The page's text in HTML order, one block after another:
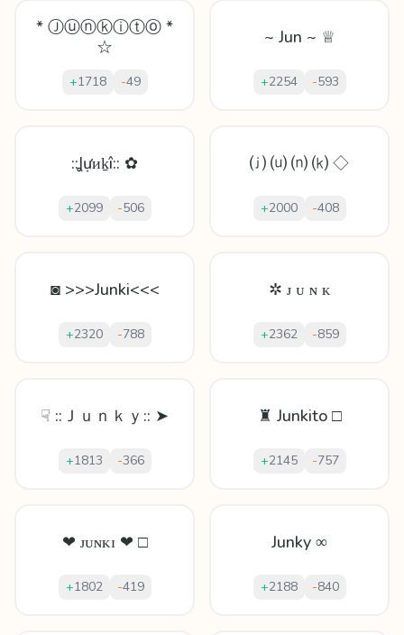
* Ⓙⓤⓝⓚⓘⓣⓞ *
☆
+1718 -49
~ Jun ~ ♕
+2254 -593
::Ʝựᴎḵî:: ✿
+2099 -506
⒥ ⒰ ⒩ ⒦ ◇
+2000 -408
◙ >>>Junki<<<
+2320 -788
✲ ᴊ ᴜ ɴ ᴋ
+2362 -859
☟ ::Ｊｕｎｋｙ:: ➤
+1813 -366
♜ Junkito □
+2145 -757
❤ ᴊᴜɴᴋɪ ❤ □
+1802 -419
Junky ∞
+2188 -840